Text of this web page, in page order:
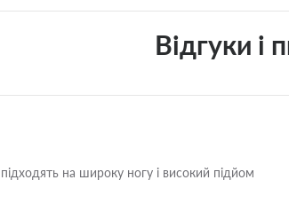
Відгуки і
на широку ногу і високий підйом